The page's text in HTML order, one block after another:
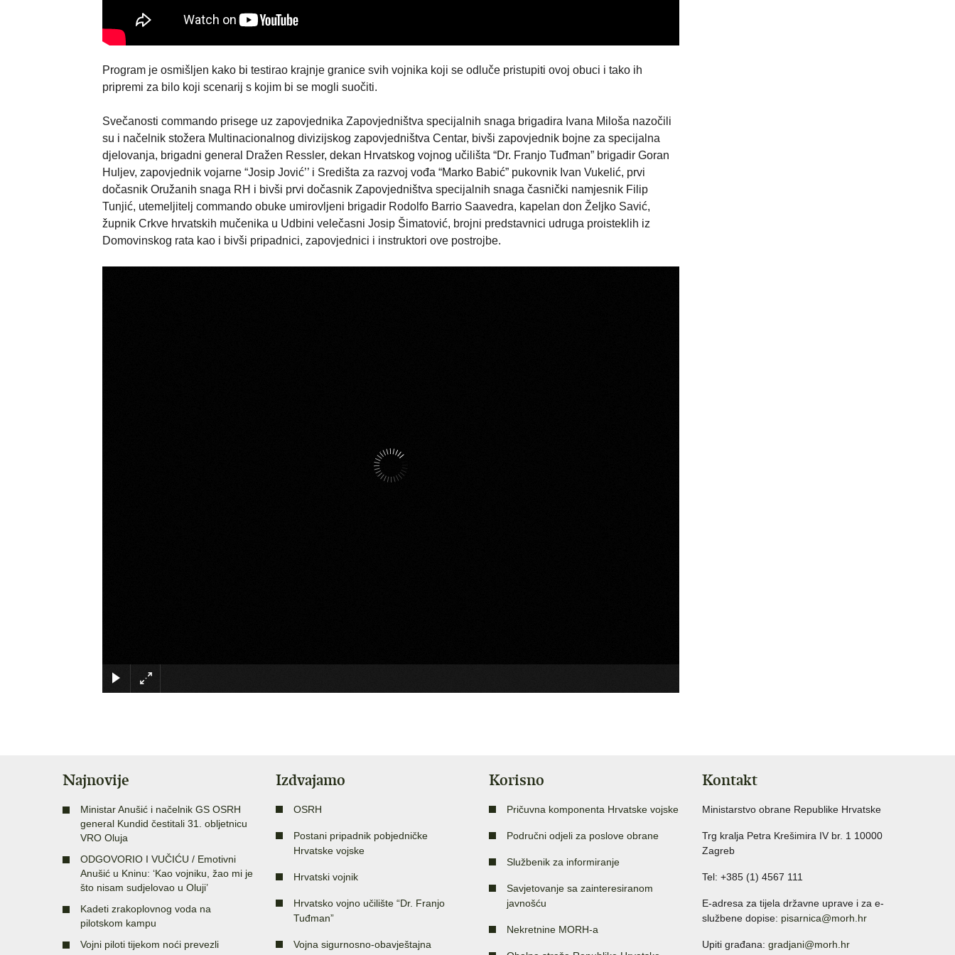
Program je osmišljen kako bi testirao krajnje granice svih vojnika koji se odluče pristupiti ovoj obuci i tako ih
pripremi za bilo koji scenarij s kojim bi se mogli suočiti.
Svečanosti commando prisege uz zapovjednika Zapovjedništva specijalnih snaga brigadira Ivana Miloša nazočili
su i načelnik stožera Multinacionalnog divizijskog zapovjedništva Centar, bivši zapovjednik bojne za specijalna
djelovanja, brigadni general Dražen Ressler, dekan Hrvatskog vojnog učilišta “Dr. Franjo Tuđman” brigadir Goran
Huljev, zapovjednik vojarne “Josip Jović’’ i Središta za razvoj vođa “Marko Babić” pukovnik Ivan Vukelić, prvi
dočasnik Oružanih snaga RH i bivši prvi dočasnik Zapovjedništva specijalnih snaga časnički namjesnik Filip
Tunjić, utemeljitelj commando obuke umirovljeni brigadir Rodolfo Barrio Saavedra, kapelan don Željko Savić,
župnik Crkve hrvatskih mučenika u Udbini velečasni Josip Šimatović, brojni predstavnici udruga proisteklih iz
Domovinskog rata kao i bivši pripadnici, zapovjednici i instruktori ove postrojbe.
Najnovije
Ministar Anušić i načelnik GS OSRH
general Kundid čestitali 31. obljetnicu
VRO Oluja
ODGOVORIO I VUČIĆU / Emotivni
Anušić u Kninu: ‘Kao vojniku, žao mi je
što nisam sudjelovao u Oluji’
Kadeti zrakoplovnog voda na
pilotskom kampu
Vojni piloti tijekom noći prevezli
Izdvajamo
OSRH
Postani pripadnik pobjedničke
Hrvatske vojske
Hrvatski vojnik
Hrvatsko vojno učilište “Dr. Franjo
Tuđman”
Vojna sigurnosno-obavještajna
Korisno
Pričuvna komponenta Hrvatske vojske
Područni odjeli za poslove obrane
Službenik za informiranje
Savjetovanje sa zainteresiranom
javnošću
Nekretnine MORH-a
Kontakt
Ministarstvo obrane Republike Hrvatske
Trg kralja Petra Krešimira IV br. 1 10000
Zagreb
Tel: +385 (1) 4567 111
E-adresa za tijela državne uprave i za e-
službene dopise: pisarnica@morh.hr
Upiti građana: gradjani@morh.hr